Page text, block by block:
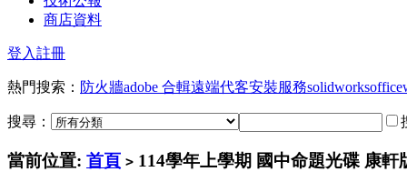
商店資料
登入註冊
熱門搜索： 防火牆adobe 合輯遠端代客安裝服務solidworksoffice
搜尋：
當前位置: 首頁 > 114學年上學期 國中命題光碟 康